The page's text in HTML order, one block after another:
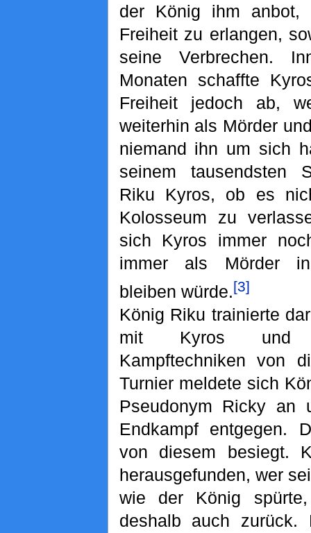
der König ihm anbot,
Freiheit zu erlangen,
seine Verbrechen.
Monaten schaffte
Freiheit jedoch ab,
weiterhin als Mörder
niemand ihn um sich
seinem tausendsten
Riku Kyros, ob es
Kolosseum zu
sich Kyros immer
immer als Mörder
bleiben würde.[3]
König Riku trainierte
mit Kyros und
Kampftechniken von
Turnier meldete sich
Pseudonym Ricky an
Endkampf entgegen.
von diesem besiegt.
herausgefunden, wer
wie der König
deshalb auch zurück.